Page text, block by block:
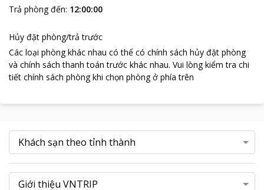
Trả phòng đến: 12:00:00
Hủy đặt phòng/trả trước
Các loại phòng khác nhau có thể có chính sách hủy đặt phòng
và chính sách thanh toán trước khác nhau. Vui lòng kiểm tra chi
tiết chính sách phòng khi chọn phòng ở phía trên